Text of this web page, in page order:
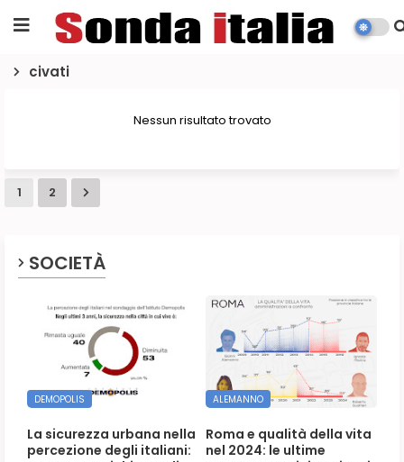
civati
Nessun risultato trovato
1 2
SOCIETÀ
DEMOPOLIS
La sicurezza urbana nella
percezione degli italiani:
ALEMANNO
Roma e qualità della vita
nel 2024: le ultime